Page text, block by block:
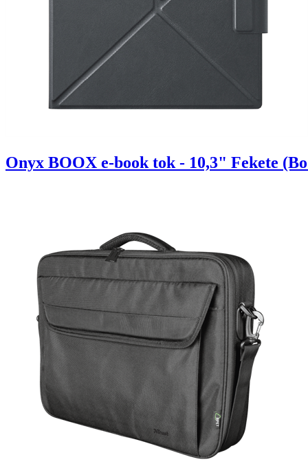
Onyx BOOX e-book tok - 10,3" Fekete